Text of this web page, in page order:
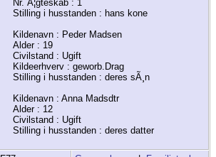
Nr. Ã¦gteskab : 1
Stilling i husstanden : hans kone
Kildenavn : Peder Madsen
Alder : 19
Civilstand : Ugift
Kildeerhverv : geworb.Drag
Stilling i husstanden : deres sÃ¸n
Kildenavn : Anna Madsdtr
Alder : 12
Civilstand : Ugift
Stilling i husstanden : deres datter